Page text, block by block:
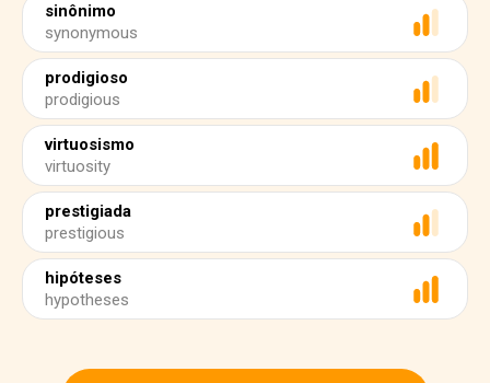
sinônimo
synonymous
prodigioso
prodigious
virtuosismo
virtuosity
prestigiada
prestigious
hipóteses
hypotheses